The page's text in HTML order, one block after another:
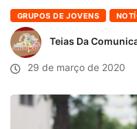
GRUPOS DE JOVENS
Teias Da
29 de março de 2020